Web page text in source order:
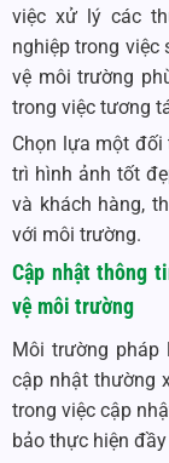
việc xử lý các
nghiệp trong việc
vệ môi trường
trong việc tương
Chọn lựa một
trì hình ảnh tốt
và khách hàng,
với môi trường.
Cập nhật thông
vệ môi trường
Môi trường
cập nhật thường
trong việc cập
bảo thực hiện